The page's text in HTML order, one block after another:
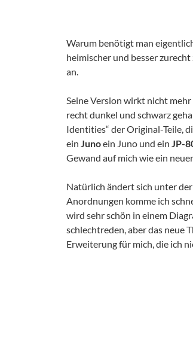
Warum benötigt man
heimischer und besser
an.
Seine Version wirkt nicht
recht dunkel und schwarz
Identities“ der Original-Teile,
ein Junoein Juno und ein JP-
Gewand auf mich wie ein
Natürlich ändert sich unter
Anordnungen komme ich
wird sehr schön in einem
schlechtreden, aber das neue
Erweiterung für mich, die ich